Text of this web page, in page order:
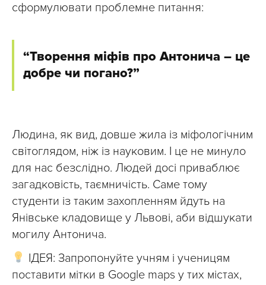
сформулювати проблемне питання:
“Творення міфів про Антонича – це
добре чи погано?”
Людина, як вид, довше жила із міфологічним
світоглядом, ніж із науковим. І це не минуло
для нас безслідно. Людей досі приваблює
загадковість, таємничість. Саме тому
студенти із таким захопленням йдуть на
Янівське кладовище у Львові, аби відшукати
могилу Антонича.
ІДЕЯ: Запропонуйте учням і ученицям
поставити мітки в Google maps у тих містах,